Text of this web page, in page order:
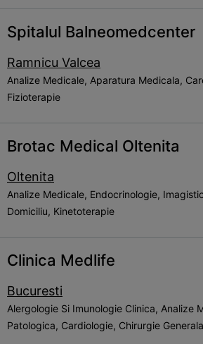
Spitalul Balneomedcenter
Ramnicu Valcea
Analize Medicale, Aparatura Medicala,
Fizioterapie
Brotac Medical Oltenita
Oltenita
Analize Medicale, Endocrinologie,
Domiciliu, Kinetoterapie
Clinica Medlife
Bucuresti
Alergologie Si Imunologie Clinica, Analize
Patologica, Cardiologie, Chirurgie Generala